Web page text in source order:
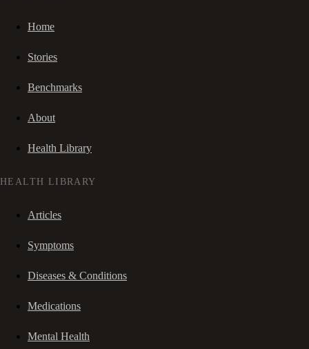
Home
Stories
Benchmarks
About
Health Library
HEALTH LIBRARY
Articles
Symptoms
Diseases & Conditions
Medications
Mental Health